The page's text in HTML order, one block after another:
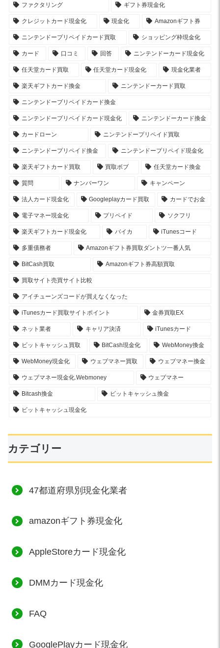
ファクタリング ギフト券現金化
クレジットカード現金化 現金化 Amazonギフト券
ニンテンドープリペイドカード買取 ショッピング枠現金化
カード 口コミ 回答 ニンテンドーカード現金化
任天堂カード買取 任天堂カード現金化 現金化業者
楽天ギフトカード換金 ニンテンドーカード買取
ニンテンドープリペイドカード換金
ニンテンドープリペイドカード現金化 ニンテンドーカード換金
カードローン ニンテンドープリペイド買取
ニンテンドープリペイド換金 ニンテンドープリペイド現金化
楽天ギフトカード買取 買取ボブ 任天堂カード換金
質問 ナンバーワン キャンペーン
法人カード現金化 Googleplayカード買取 カードでお金
電子マネー現金化 プリペイド ソクフリ
楽天ギフトカード現金化 バイカ iTunesコード
多重債務者 Amazonギフト券買取ダントツ一番人気
BitCash買取 Amazonギフト券高額買取
買取サイト売買サイト比較
アイチューンズコードが買えなくなった
iTunesカード買取サイトポイント 金券買取EX
ネット業者 キャリア決済 iTunesカード
ビットキャッシュ買取 BitCash現金化 WebMoney換金
WebMoney現金化 ウェブマネー買取 ウェブマネー換金
ウェブマネー現金化.Webmoney ウェブマネー
Bitcash換金 ビットキャッシュ換金
ビットキャッシュ現金化
カテゴリー
47都道府県別現金化業者
amazonギフト券現金化
AppleStoreカード現金化
DMMカード現金化
FAQ
GooglePlayカード現金化